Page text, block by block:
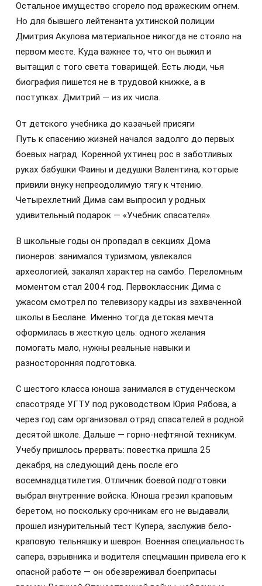
Остальное имущество сгорело под вражеским огнем.
Но для бывшего лейтенанта ухтинской полиции
Дмитрия Акулова материальное никогда не стояло на
первом месте. Куда важнее то, что он выжил и
вытащил с того света товарищей. Есть люди, чья
биография пишется не в трудовой книжке, а в
поступках. Дмитрий — из их числа.
От детского учебника до казачьей присяги
Путь к спасению жизней начался задолго до первых
боевых наград. Коренной ухтинец рос в заботливых
руках бабушки Фаины и дедушки Валентина, которые
привили внуку непреодолимую тягу к чтению.
Четырехлетний Дима сам выпросил у родных
удивительный подарок — «Учебник спасателя».
В школьные годы он пропадал в секциях Дома
пионеров: занимался туризмом, увлекался
археологией, закалял характер на самбо. Переломным
моментом стал 2004 год. Первоклассник Дима с
ужасом смотрел по телевизору кадры из захваченной
школы в Беслане. Именно тогда детская мечта
оформилась в жесткую цель: одного желания
помогать мало, нужны реальные навыки и
разносторонняя подготовка.
С шестого класса юноша занимался в студенческом
спасотряде УГТУ под руководством Юрия Рябова, а
через год сам организовал отряд спасателей в родной
десятой школе. Дальше — горно-нефтяной техникум.
Учебу пришлось прервать: повестка пришла 25
декабря, на следующий день после его
восемнадцатилетия. Отличник боевой подготовки
выбрал внутренние войска. Юноша грезил краповым
беретом, но поскольку срочникам его не выдавали,
прошел изнурительный тест Купера, заслужив бело-
краповую тельняшку и шеврон. Военная специальность
сапера, взрывника и водителя спецмашин привела его к
опасной работе — он обезвреживал боеприпасы